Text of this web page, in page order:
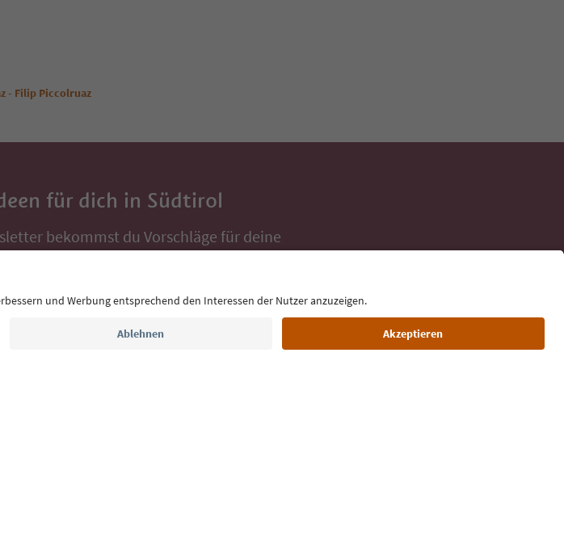
- Filip Piccolruaz
für dich in Südtirol
bekommst du Vorschläge für deine
Tipps und typische Rezepte direkt ins